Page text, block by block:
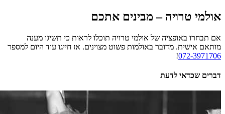
אולמי טרויה – מבינים אתכם
אם תבחרו באופציה של אולמי טרויה תוכלו לראות כי תשיגו מענה
מותאם אישית. מדובר באולמות פשוט מצוינים. אז חייגו עוד היום למספר
072-3971706
!
דברים שכדאי לדעת